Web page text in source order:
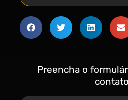
Preencha o
contato